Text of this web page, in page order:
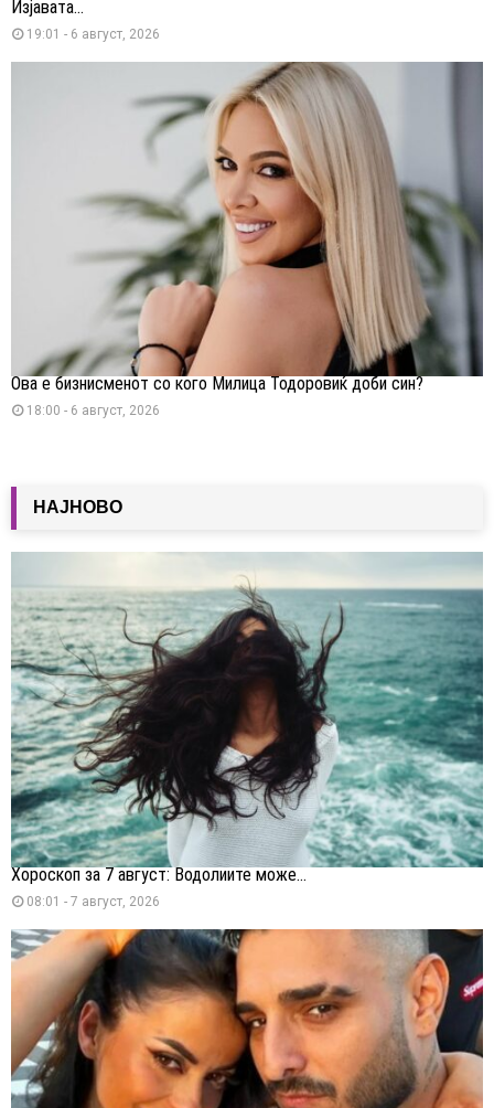
Изјавата...
19:01 - 6 август, 2026
Ова е бизнисменот со кого Милица Тодоровиќ доби син?
18:00 - 6 август, 2026
НАЈНОВО
Хороскоп за 7 август: Водолиите може...
08:01 - 7 август, 2026